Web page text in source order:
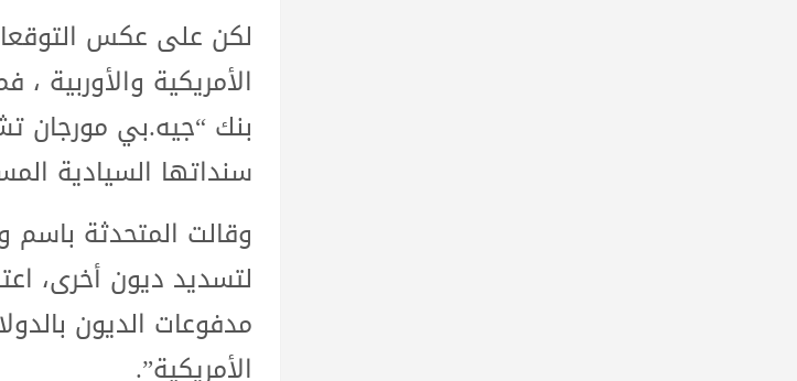
لكن على عكس
الأمريكية والأوربية
بنك “جيه.بي مورجان
سنداتها السيادية
وقالت المتحدثة باسم
لتسديد ديون أخرى،
مدفوعات الديون
الأمريكية”.